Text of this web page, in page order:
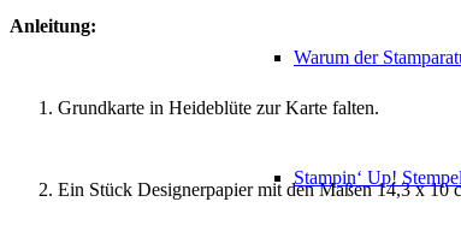
Warum der
Stampin‘ Up!
Anleitung:
Grundkarte in Heideblüte zur Karte falten.
Ein Stück Designerpapier mit den Maßen 14,3 x 10